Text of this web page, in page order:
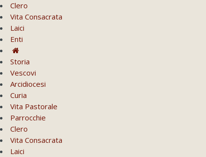
Clero
Vita Consacrata
Laici
Enti
Storia
Vescovi
Arcidiocesi
Curia
Vita Pastorale
Parrocchie
Clero
Vita Consacrata
Laici